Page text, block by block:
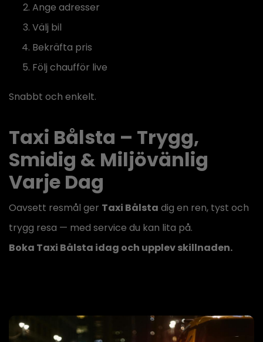
Ange adresser
Välj bil
Bekräfta pris
Följ chaufför live
Snabbt och enkelt.
Taxi Bålsta – Trygg,
Smidig & Miljövänlig
Varje Dag
Oavsett resmål ger Taxi Bålsta dig en ren, tyst och
trygg resa — med service du kan lita på.
Boka Taxi Bålsta idag och upplev skillnaden.